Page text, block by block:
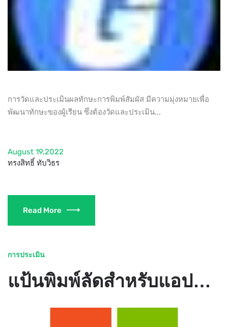
การวัดและประเมินผลทักษะการพิมพ์สัมผัส มีความมุ่งหมายเพื่อ
พัฒนาทักษะของผู้เรียน ซึ่งต้องวัดและประเมิน...
August 19,2022
ทรงสิทธิ์ ทับวิธร
Read More
การประเมิน
แป้นพิมพ์ลัดสำหรับแอปพื้นที่ทำงาน - POWER APPS